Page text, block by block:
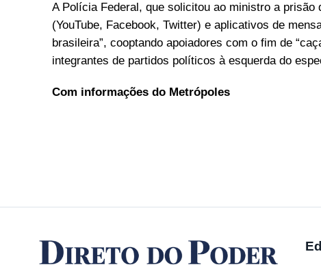
A Polícia Federal, que solicitou ao ministro a
(YouTube, Facebook, Twitter) e aplicativos de
brasileira”, cooptando apoiadores com o fim de
integrantes de partidos políticos à esquerda do
Com informações do Metrópoles